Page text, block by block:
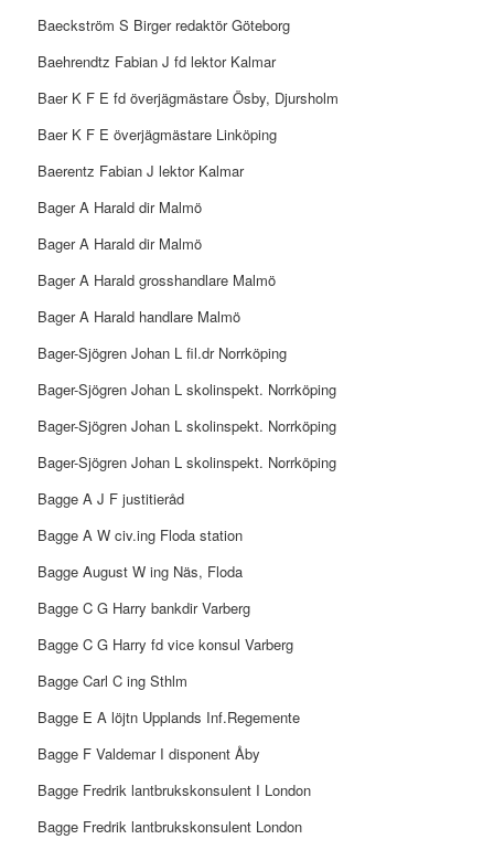
Baeckström S Birger redaktör Göteborg
Baehrendtz Fabian J fd lektor Kalmar
Baer K F E fd överjägmästare Ösby, Djursholm
Baer K F E överjägmästare Linköping
Baerentz Fabian J lektor Kalmar
Bager A Harald dir Malmö
Bager A Harald dir Malmö
Bager A Harald grosshandlare Malmö
Bager A Harald handlare Malmö
Bager-Sjögren Johan L fil.dr Norrköping
Bager-Sjögren Johan L skolinspekt. Norrköping
Bager-Sjögren Johan L skolinspekt. Norrköping
Bager-Sjögren Johan L skolinspekt. Norrköping
Bagge A J F justitieråd
Bagge A W civ.ing Floda station
Bagge August W ing Näs, Floda
Bagge C G Harry bankdir Varberg
Bagge C G Harry fd vice konsul Varberg
Bagge Carl C ing Sthlm
Bagge E A löjtn Upplands Inf.Regemente
Bagge F Valdemar I disponent Åby
Bagge Fredrik lantbrukskonsulent I London
Bagge Fredrik lantbrukskonsulent London